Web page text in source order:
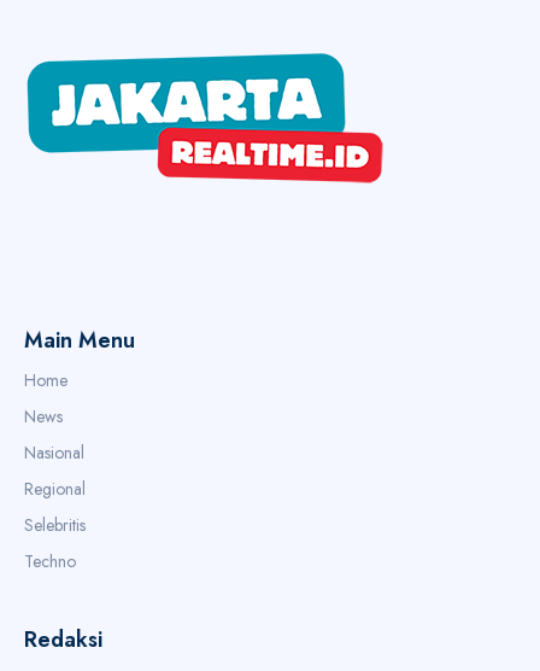
Main Menu
Home
News
Nasional
Regional
Selebritis
Techno
Redaksi